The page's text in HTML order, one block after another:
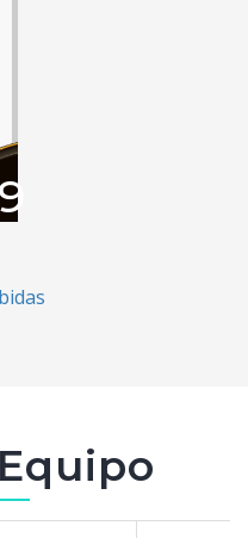
Equipo